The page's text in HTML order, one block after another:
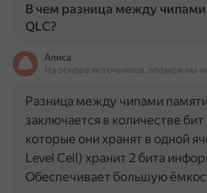
В чем разница между чипами
QLC?
Алиса
На основе источников, возможны
Разница между чипами
заключается в количестве
которые они хранят в одной
Level Cell) хранит 2 бита
Обеспечивает большую